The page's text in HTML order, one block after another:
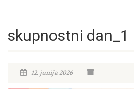
skupnostni dan_1
12. junija 2026